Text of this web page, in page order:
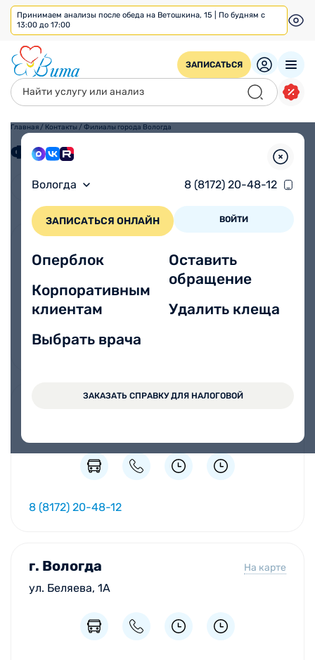
Принимаем анализы после обеда на Ветошкина, 15 | По будням с
13:00 до 17:00
ЗАПИСАТЬСЯ
Вологда 8 (8172) 20-48-12
ЗАПИСАТЬСЯ ОНЛАЙН ВОЙТИ
Оперблок
Корпоративным
клиентам
Выбрать врача
Оставить
обращение
Удалить клеща
ЗАКАЗАТЬ СПРАВКУ ДЛЯ НАЛОГОВОЙ
Главная / Контакты /Филиалы города Вологда
Филиалы города Вологда
ул. Возрождения, 76
8 (8172) 20-48-12
8 (8172) 20-48-12
г. Вологда На карте
ул. Беляева, 1А